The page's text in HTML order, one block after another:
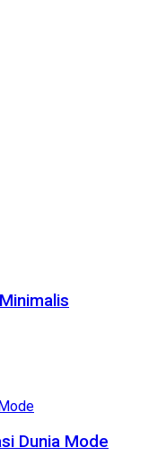
Dunia Mode